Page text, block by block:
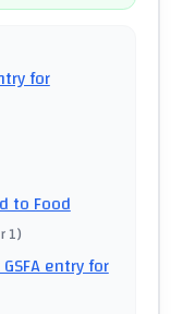
for
to Food
1)
entry for